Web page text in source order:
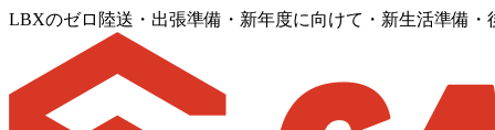
LBXのゼロ陸送・出張準備・新年度に向けて・新生活準備